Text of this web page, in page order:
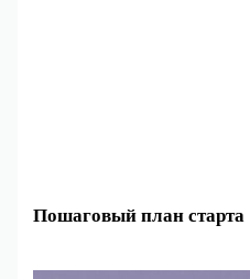
Пошаговый план старта